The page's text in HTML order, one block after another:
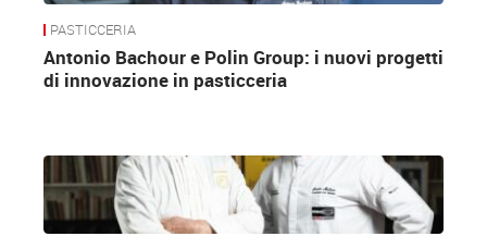
PASTICCERIA
Antonio Bachour e Polin Group: i nuovi progetti
di innovazione in pasticceria